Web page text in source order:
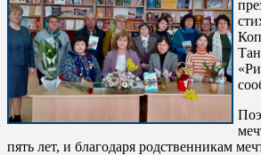
пять лет, и благодаря родственникам